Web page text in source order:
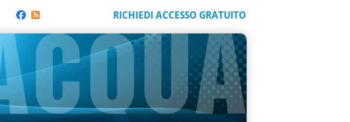
RICHIEDI ACCESSO GRATUITO